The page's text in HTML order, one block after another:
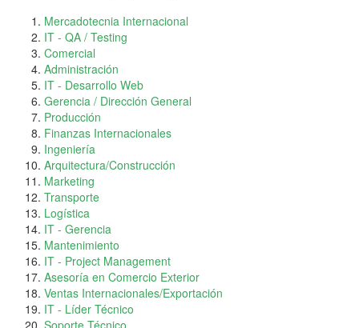
Mercadotecnia Internacional
IT - QA / Testing
Comercial
Administración
IT - Desarrollo Web
Gerencia / Dirección General
Producción
Finanzas Internacionales
Ingeniería
Arquitectura/Construcción
Marketing
Transporte
Logística
IT - Gerencia
Mantenimiento
IT - Project Management
Asesoría en Comercio Exterior
Ventas Internacionales/Exportación
IT - Líder Técnico